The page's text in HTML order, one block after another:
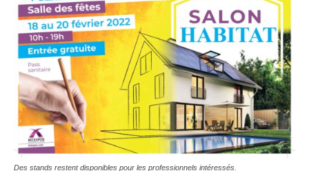
Des stands restent disponibles pour les professionnels intéressés.